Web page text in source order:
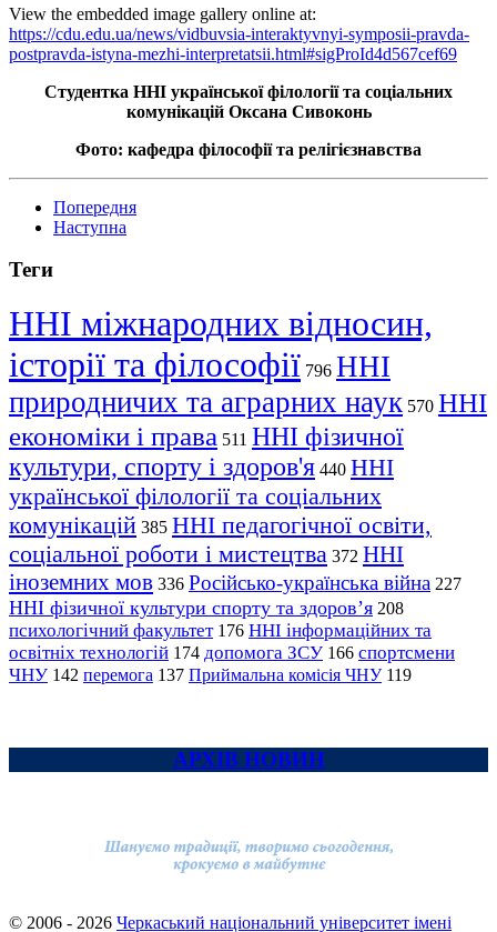
View the embedded image gallery online at:
https://cdu.edu.ua/news/vidbuvsia-interaktyvnyi-symposii-pravda-
postpravda-istyna-mezhi-interpretatsii.html#sigProId4d567cef69
Студентка ННІ української філології та соціальних
комунікацій Оксана Сивоконь
Фото: кафедра філософії та релігієзнавства
Попередня
Наступна
Теги
ННІ міжнародних відносин,
історії та філософії 796 ННІ
природничих та аграрних наук 570 ННІ
економіки і права 511 ННІ фізичної
культури, спорту і здоров'я 440 ННІ
української філології та соціальних
комунікацій 385 ННІ педагогічної освіти,
соціальної роботи і мистецтва 372 ННІ
іноземних мов 336 Російсько-українська війна 227
ННІ фізичної культури спорту та здоров’я 208
психологічний факультет 176 ННІ інформаційних та
освітніх технологій 174 допомога ЗСУ 166 спортсмени
ЧНУ 142 перемога 137 Приймальна комісія ЧНУ 119
АРХІВ НОВИН
© 2006 - 2026 Черкаський національний університет імені